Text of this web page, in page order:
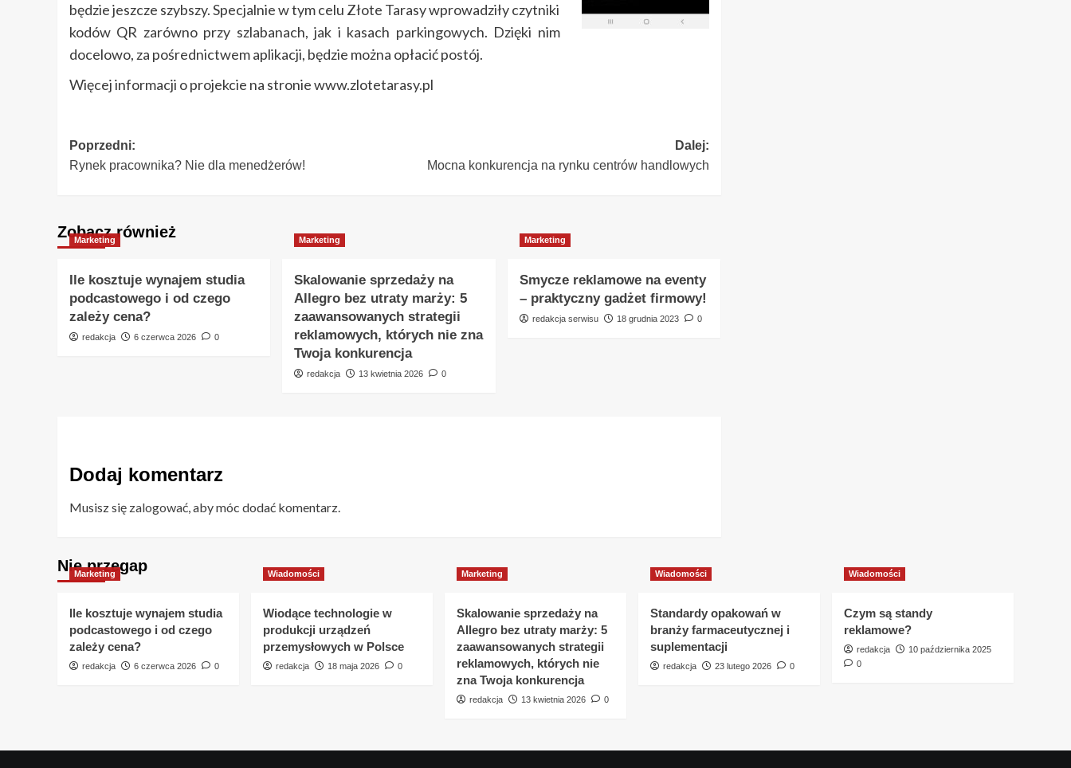
będzie jeszcze szybszy. Specjalnie w tym celu Złote Tarasy wprowadziły czytniki
kodów QR zarówno przy szlabanach, jak i kasach parkingowych. Dzięki nim
docelowo, za pośrednictwem aplikacji, będzie można opłacić postój.
Więcej informacji o projekcie na stronie www.zlotetarasy.pl
Zobacz
wpisy
Poprzedni:
Rynek pracownika? Nie dla menedżerów!
Dalej:
Mocna konkurencja na rynku centrów handlowych
Zobacz również
Marketing
Ile kosztuje wynajem studia
podcastowego i od czego
zależy cena?
redakcja 6 czerwca 2026 0
Marketing
Skalowanie sprzedaży na
Allegro bez utraty marży: 5
zaawansowanych strategii
reklamowych, których nie zna
Twoja konkurencja
redakcja 13 kwietnia 2026 0
Marketing
Smycze reklamowe na eventy
– praktyczny gadżet firmowy!
redakcja serwisu 18 grudnia 2023 0
Dodaj komentarz
Musisz się zalogować, aby móc dodać komentarz.
Nie przegap
Marketing
Ile kosztuje wynajem studia
podcastowego i od czego
zależy cena?
redakcja 6 czerwca 2026 0
Wiadomości
Wiodące technologie w
produkcji urządzeń
przemysłowych w Polsce
redakcja 18 maja 2026 0
Marketing
Skalowanie sprzedaży na
Allegro bez utraty marży: 5
zaawansowanych strategii
reklamowych, których nie
zna Twoja konkurencja
redakcja 13 kwietnia 2026 0
Wiadomości
Standardy opakowań w
branży farmaceutycznej i
suplementacji
redakcja 23 lutego 2026 0
Wiadomości
Czym są standy
reklamowe?
redakcja
10 października 2025
0